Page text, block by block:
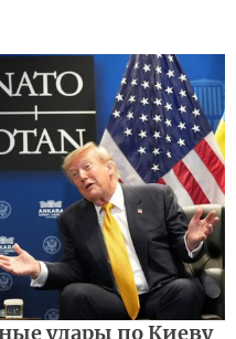
удары по Киеву